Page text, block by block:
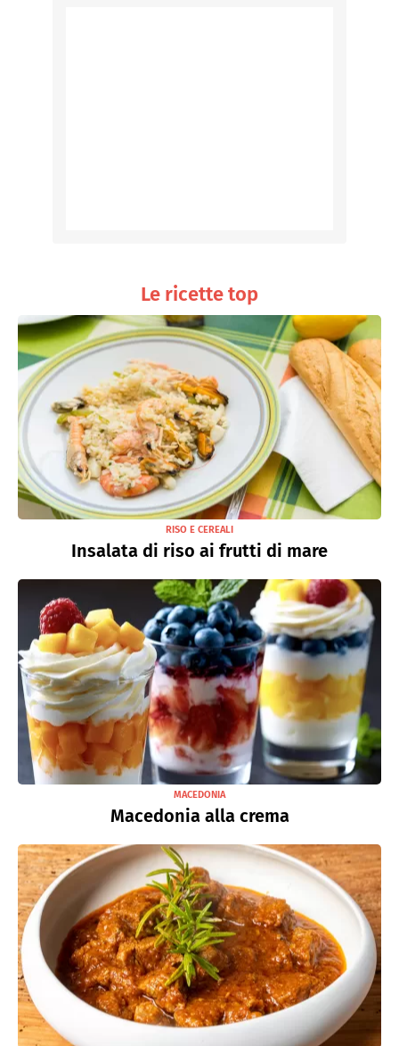
Le ricette top
RISO E CEREALI
Insalata di riso ai frutti di mare
MACEDONIA
Macedonia alla crema